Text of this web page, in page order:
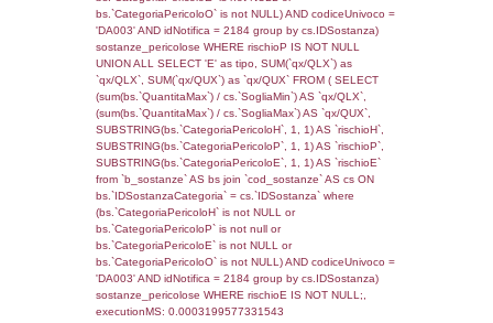
0.069486856460571
sql: SELECT f_territori_limitrofi.Distanza,
f_territori_limitrofi.Direzione,
f_territori_limitrofi.Denominazione,
rofi.DescAltro FROM f_territori_limitrofi
cod_territori_tipologia ON
(f_territori_limitrofi.IDTipologiaTerritorio =
cod_territori_tipologia.IDTipologiaTerritorio)
(f_territori_limitrofi.IDTipoTerritorio =
cod_territori_tipologia.IDTerritorioTP)
(((f_territori_limitrofi.IDNotifica)=5573) AND